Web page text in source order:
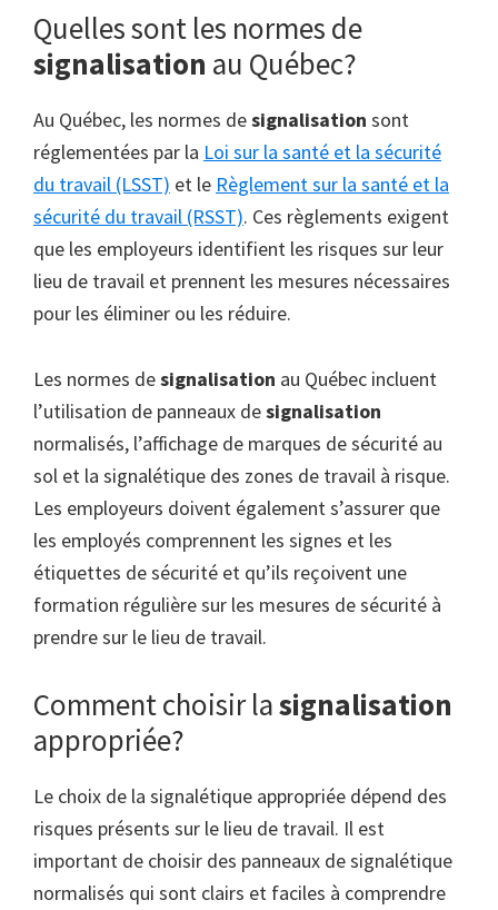
Quelles sont les normes de
signalisation au Québec?
Au Québec, les normes designalisation sont
réglementées par la Loi sur la santé et la sécurité
du travail (LSST) et le Règlement sur la santé et la
sécurité du travail (RSST). Ces règlements exigent
que les employeurs identifient les risques sur leur
lieu de travail et prennent les mesures nécessaires
pour les éliminer ou les réduire.
Les normes designalisation au Québec incluent
l’utilisation de panneaux designalisation
normalisés, l’affichage de marques de sécurité au
sol et la signalétique des zones de travail à risque.
Les employeurs doivent également s’assurer que
les employés comprennent les signes et les
étiquettes de sécurité et qu’ils reçoivent une
formation régulière sur les mesures de sécurité à
prendre sur le lieu de travail.
Comment choisir lasignalisation
appropriée?
Le choix de la signalétique appropriée dépend des
risques présents sur le lieu de travail. Il est
important de choisir des panneaux de signalétique
normalisés qui sont clairs et faciles à comprendre